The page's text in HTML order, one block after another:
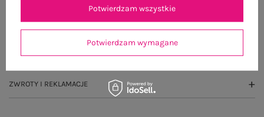
OPINIE O PRODUKCIE (0)
WYSYŁKA I DOSTAWA
ZWROTY I REKLAMACJE
Potwierdzam wymagane
Potwierdzam wszystkie